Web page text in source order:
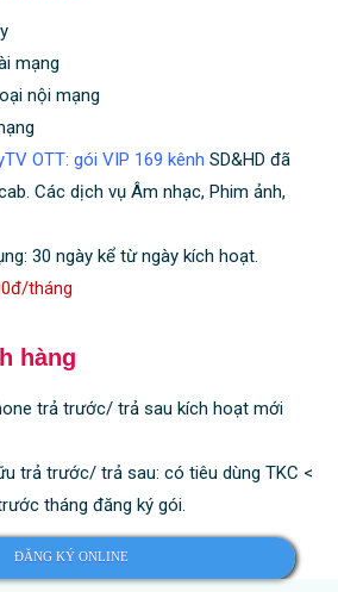
mạng
nội mạng
OTT: gói VIP 169 kênh SD&HD đã
Các dịch vụ Âm nhạc, Phim ảnh,
30 ngày kể từ ngày kích hoạt.
tháng
hàng
trả trước/ trả sau kích hoạt mới
trả trước/ trả sau: có tiêu dùng TKC <
tháng đăng ký gói.
ĐĂNG KÝ ONLINE